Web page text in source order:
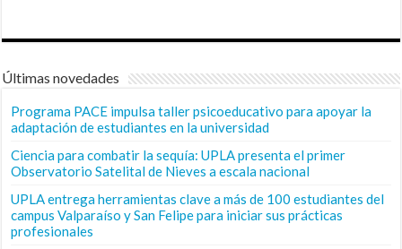
Últimas novedades
Programa PACE impulsa taller psicoeducativo para apoyar la
adaptación de estudiantes en la universidad
Ciencia para combatir la sequía: UPLA presenta el primer
Observatorio Satelital de Nieves a escala nacional
UPLA entrega herramientas clave a más de 100 estudiantes del
campus Valparaíso y San Felipe para iniciar sus prácticas
profesionales